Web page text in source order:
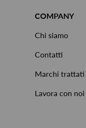
COMPANY
Chi siamo
Contatti
Marchi trattati
Lavora con noi